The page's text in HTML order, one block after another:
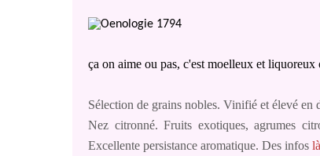
ça on aime ou pas, c'est moelleux et
Sélection de grains nobles. Vinifié et élevé en
Nez citronné. Fruits exotiques, agrumes
Excellente persistance aromatique. Des infos là